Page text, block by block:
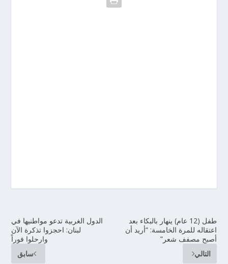
الدول الغربية تدعو مواطنيها في
لبنان: احجزوا تذكرة الآن
وارحلوا فوراً
سابق
طفل (12 عام) ينهار بالبكاء بعد
اعتقاله للمرة الخامسة: “أريد أن
أصبح مصفف شعر”
التالي